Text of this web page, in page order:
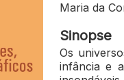
Maria da
Sinopse
Os
infância e